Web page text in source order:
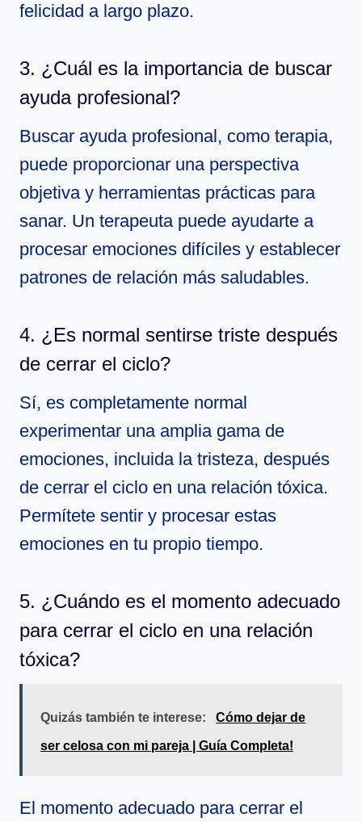
felicidad a largo plazo.
3. ¿Cuál es la importancia de buscar
ayuda profesional?
Buscar ayuda profesional, como terapia,
puede proporcionar una perspectiva
objetiva y herramientas prácticas para
sanar. Un terapeuta puede ayudarte a
procesar emociones difíciles y establecer
patrones de relación más saludables.
4. ¿Es normal sentirse triste después
de cerrar el ciclo?
Sí, es completamente normal
experimentar una amplia gama de
emociones, incluida la tristeza, después
de cerrar el ciclo en una relación tóxica.
Permítete sentir y procesar estas
emociones en tu propio tiempo.
5. ¿Cuándo es el momento adecuado
para cerrar el ciclo en una relación
tóxica?
Quizás también te interese: Cómo dejar de
ser celosa con mi pareja | Guía Completa!
El momento adecuado para cerrar el